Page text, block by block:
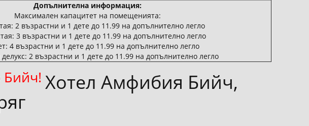
Допълнителна информация:
Максимален капацитет на помещенията:
2 възрастни и 1 дете до 11.99 на допълнително легло
3 възрастни и 1 дете до 11.99 на допълнително легло
4 възрастни и 1 дете до 11.99 на допълнително легло
2 възрастни и 1 дете до 11.99 на допълнително легло
Бийч! Хотел Амфибия Бийч,